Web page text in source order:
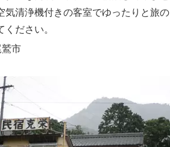
気清浄機付きの客室でゆったりと旅の
ださい。
市